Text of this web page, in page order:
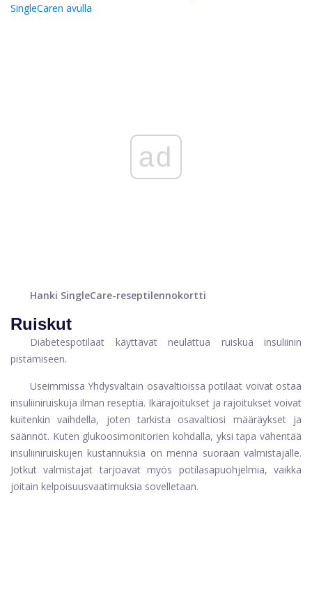
SingleCaren avulla
ad
Hanki SingleCare-reseptilennokortti
Ruiskut
Diabetespotilaat käyttävät neulattua ruiskua insuliinin
pistämiseen.
Useimmissa Yhdysvaltain osavaltioissa potilaat voivat ostaa
insuliiniruiskuja ilman reseptiä. Ikärajoitukset ja rajoitukset voivat
kuitenkin vaihdella, joten tarkista osavaltiosi määräykset ja
säännöt. Kuten glukoosimonitorien kohdalla, yksi tapa vähentää
insuliiniruiskujen kustannuksia on mennä suoraan valmistajalle.
Jotkut valmistajat tarjoavat myös potilasapuohjelmia, vaikka
joitain kelpoisuusvaatimuksia sovelletaan.